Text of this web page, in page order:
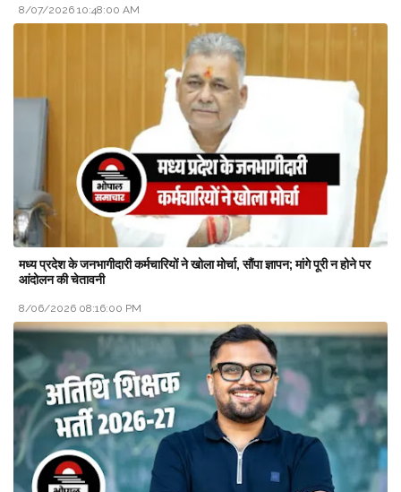
8/07/2026 10:48:00 AM
मध्य प्रदेश के जनभागीदारी कर्मचारियों ने खोला मोर्चा, सौंपा ज्ञापन; मांगे पूरी न होने पर
आंदोलन की चेतावनी
8/06/2026 08:16:00 PM